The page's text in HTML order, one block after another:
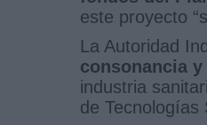
este proyecto
La Autoridad
consonancia
industria
de Tecnologías